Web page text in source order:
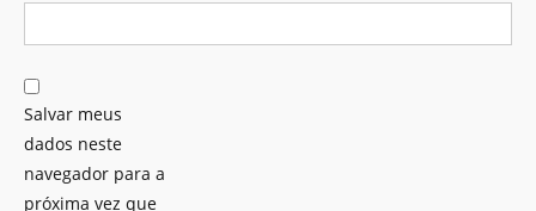
Salvar meus
dados neste
navegador para a
próxima vez que